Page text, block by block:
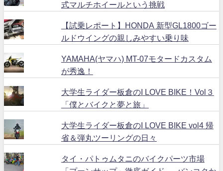
式マルチホイールという挑戦
【試乗レポート】HONDA 新型GL1800ゴー
ルドウイングの親しみやすい乗り味
YAMAHA(ヤマハ) MT-07モタードカスタム
が秀逸！
大学生ライダー板倉のI LOVE BIKE！Vol３
「僕とバイクと夢と旅」
大学生ライダー板倉のI LOVE BIKE vol4 帰
省＆弾丸ツーリングの日々
タイ・パトゥムタニのバイクパーツ市場